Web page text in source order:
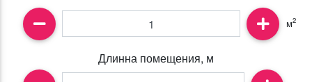
м2
Длинна помещения, м